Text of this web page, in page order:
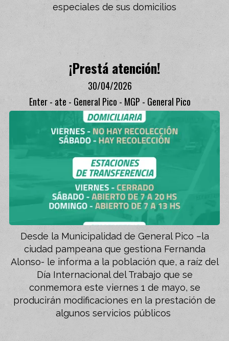
especiales de sus domicilios
¡Prestá atención!
Enter - ate - General Pico - MGP - General Pico
30/04/2026
Desde la Municipalidad de General Pico –la
ciudad pampeana que gestiona Fernanda
Alonso- le informa a la población que, a raíz del
Día Internacional del Trabajo que se
conmemora este viernes 1 de mayo, se
producirán modificaciones en la prestación de
algunos servicios públicos